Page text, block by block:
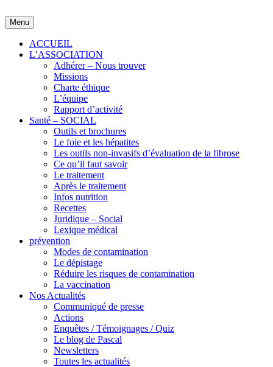
to
content
Menu
ACCUEIL
L’ASSOCIATION
Adhérer – Nous trouver
Missions
Charte éthique
L’équipe
Rapport d’activité
Santé – SOCIAL
Outils et brochures
Le foie et les hépatites
Les outils non-invasifs d’évaluation de la fibrose
Ce qu’il faut savoir
Le traitement
Après le traitement
Infos nutrition
Recettes
Juridique – Social
Lexique médical
prévention
Modes de contamination
Le dépistage
Réduire les risques de contamination
La vaccination
Nos Actualités
Communiqué de presse
Actions
Enquêtes / Témoignages / Quiz
Le blog de Pascal
Newsletters
Toutes les actualités